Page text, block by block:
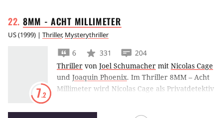
8MM - ACHT MILLIMETER
US(1999) | Thriller, Mysterythriller
7.2
6 331
204
Thriller von Joel Schumacher mit Nicolas Cage
und Joaquin Phoenix. Im Thriller 8MM – Acht
Millimeter wird Nicolas Cage als Privatdetektiv
brutaler Snuff-Film echt ist.